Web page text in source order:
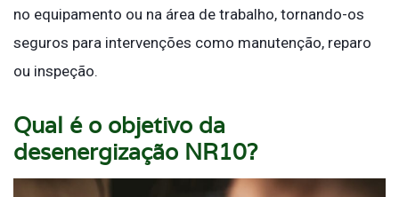
no equipamento ou na área de trabalho, tornando-os
seguros para intervenções como manutenção, reparo
ou inspeção.
Qual é o objetivo da
desenergização NR10?